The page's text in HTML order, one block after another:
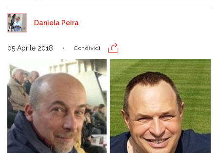
Daniela Peira
05 Aprile 2018 Condividi